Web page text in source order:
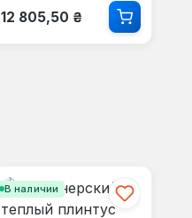
Обычная цена:
12 805,50 ₴
В наличии